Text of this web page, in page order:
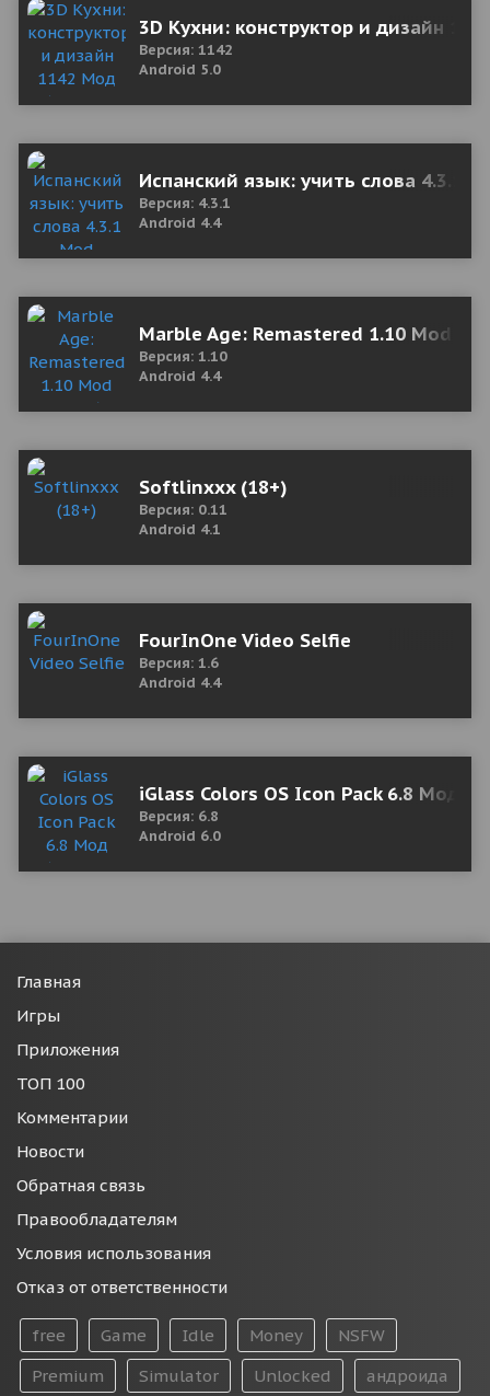
3D Кухни: конструктор и дизайн
Версия: 1142
Android 5.0
Испанский язык: учить слова 4.3.1
Версия: 4.3.1
Android 4.4
Marble Age: Remastered 1.10 Mod
Версия: 1.10
Android 4.4
Softlinxxx (18+)
Версия: 0.11
Android 4.1
FourInOne Video Selfie
Версия: 1.6
Android 4.4
iGlass Colors OS Icon Pack 6.8 Мод
Версия: 6.8
Android 6.0
Главная
Игры
Приложения
ТОП 100
Комментарии
Новости
Обратная связь
Правообладателям
Условия использования
Отказ от ответственности
free Game Idle Money
NSFW
Premium
Simulator Unlocked андроида